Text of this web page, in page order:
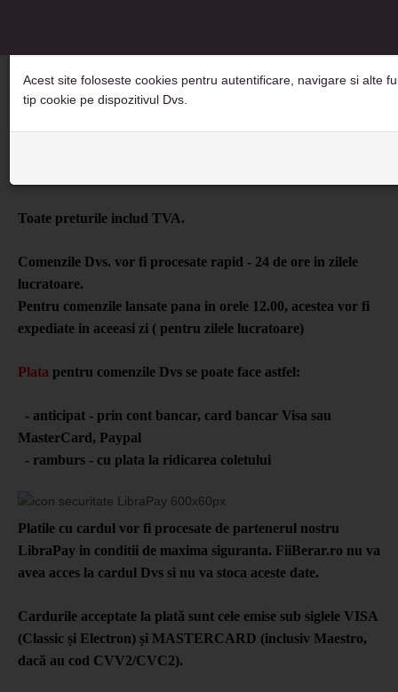
Livrare si plata
Toate preturile includ TVA.
Comenzile Dvs. vor fi procesate rapid - 24 de ore in zilele
lucratoare.
Pentru comenzile lansate pana in orele 12.00, acestea vor fi
expediate in aceeasi zi ( pentru zilele lucratoare)
Plata pentru comenzile Dvs se poate face astfel:
- anticipat - prin cont bancar, card bancar Visa sau
MasterCard, Paypal
- ramburs - cu plata la ridicarea coletului
Platile cu cardul vor fi procesate de partenerul nostru
LibraPay in conditii de maxima siguranta. FiiBerar.ro nu va
avea acces la cardul Dvs si nu va stoca aceste date.
Cardurile acceptate la plată sunt cele emise sub siglele VISA
(Classic și Electron) și MASTERCARD (inclusiv Maestro,
dacă au cod CVV2/CVC2).
Acest site foloseste cookies pentru autentificare, navigare si alte
tip cookie pe dispozitivul Dvs.